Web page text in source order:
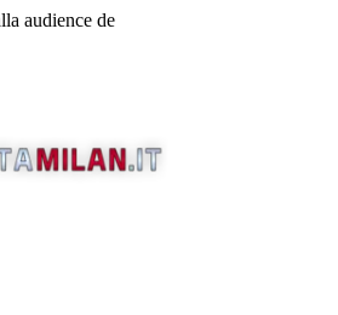
audience de